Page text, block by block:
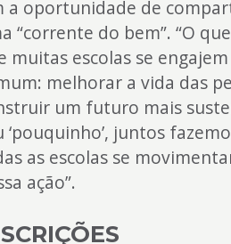
a oportunidade de
“corrente do bem”. “O
muitas escolas se
melhorar a vida das
um futuro mais
‘pouquinho’, juntos
as escolas se
ação”.